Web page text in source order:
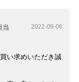
当 2022-09-06
い求めいただき誠